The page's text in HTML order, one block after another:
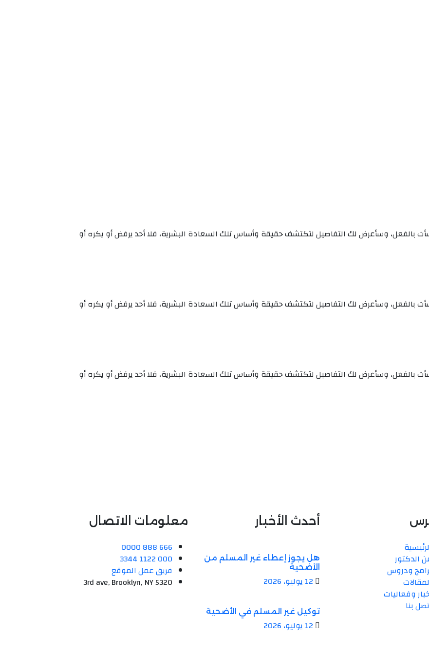
بالفعل، وسأعرض لك التفاصيل لتكتشف حقيقة وأساس تلك السعادة البشرية، فلا أحد يرفض أو يكره أو
بالفعل، وسأعرض لك التفاصيل لتكتشف حقيقة وأساس تلك السعادة البشرية، فلا أحد يرفض أو يكره أو
بالفعل، وسأعرض لك التفاصيل لتكتشف حقيقة وأساس تلك السعادة البشرية، فلا أحد يرفض أو يكره أو
الدكتور
ودروس
وفعاليات
بنا
أحدث الأخبار
هل يجوز إعطاء غير المسلم من
الأضحية
12 يوليو، 2026
توكيل غير المسلم في الأضحية
12 يوليو، 2026
معلومات الاتصال
666 888 0000
000 1122 3344
فريق عمل الموقع
5320 3rd ave, Brooklyn, NY